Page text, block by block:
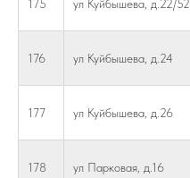
175 ул Куйбышева, д.22/52
176 ул Куйбышева, д.24
177 ул Куйбышева, д.26
178 ул Парковая, д.16